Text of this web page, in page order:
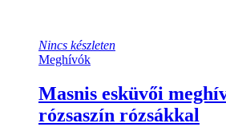
Nincs készleten
Meghívók
Masnis esküvői
rózsaszín rózsákkal